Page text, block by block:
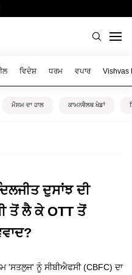
ਵਿਦੇਸ਼ ਧਰਮ ਵਪਾਰ Vishvas
ਮੌਸਮ ਦਾ ਹਾਲ ਕਾਮਨਵੈਲਥ ਖੇਡਾਂ
ਦੁਸਾਂਝ ਦੀ
ਤੋਂ ਲੈ ਕੇ OTT ਤੋਂ
'ਸਤਲੁਜ' ਨੂੰ ਸੀਬੀਐਫਸੀ (CBFC) ਦਾ